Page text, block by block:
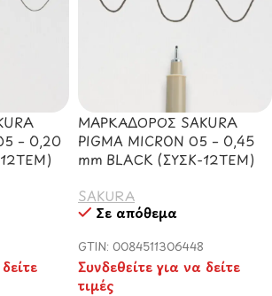
– 0,20
ΜΑΡΚΑΔOΡΟΣ SAKURA
PIGMA MICRON 05 – 0,45
mm BLACK (ΣΥΣΚ-12ΤΕΜ)
SAKURA
Σε απόθεμα
GTIN: 0084511306448
Συνδεθείτε για να δείτε
τιμές